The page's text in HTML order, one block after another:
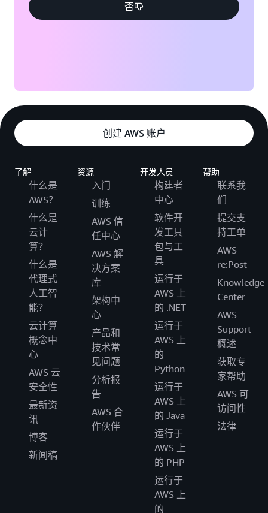
否
创建 AWS 账户
了解
什么是
AWS？
什么是
云计
算？
什么是
代理式
人工智
能？
云计算
概念中
心
AWS 云
安全性
最新资
讯
博客
新闻稿
资源
入门
训练
AWS 信
任中心
AWS 解
决方案
库
架构中
心
产品和
技术常
见问题
分析报
告
AWS 合
作伙伴
开发人员
构建者
中心
软件开
发工具
包与工
具
运行于
AWS 上
的 .NET
运行于
AWS 上
的
Python
运行于
AWS 上
的 Java
运行于
AWS 上
的 PHP
运行于
AWS 上
的
帮助
联系我
们
提交支
持工单
AWS
re:Post
Knowledge
Center
AWS
Support
概述
获取专
家帮助
AWS 可
访问性
法律